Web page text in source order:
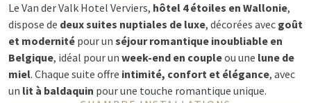
Le Van der Valk Hotel Verviers, hôtel 4 étoiles en Wallonie,
dispose de deux suites nuptiales de luxe, décorées avec goût
et modernité pour un séjour romantique inoubliable en
Belgique, idéal pour un week-end en coupleou une lune de
miel. Chaque suite offre intimité, confort et élégance, avec
un lit à baldaquin pour une touche romantique unique.